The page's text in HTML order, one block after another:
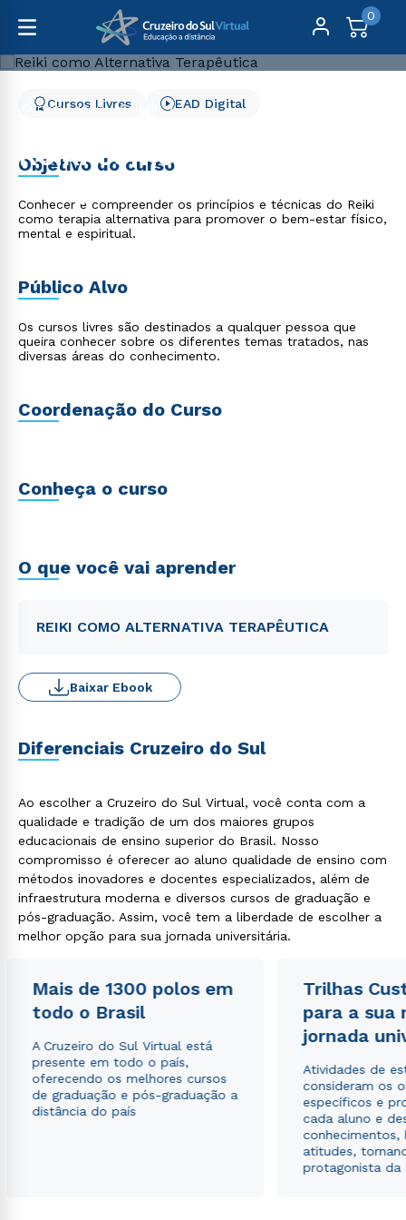
0
Cursos Livres
Saúde
Reiki como Alternativa
Terapêutica
Cursos Livres EAD Digital
Objetivo do curso
Conhecer e compreender os princípios e técnicas do Reiki
como terapia alternativa para promover o bem-estar físico,
mental e espiritual.
Público Alvo
Os cursos livres são destinados a qualquer pessoa que
queira conhecer sobre os diferentes temas tratados, nas
diversas áreas do conhecimento.
Coordenação do Curso
Conheça o curso
O que você vai aprender
REIKI COMO ALTERNATIVA TERAPÊUTICA
Baixar Ebook
Diferenciais Cruzeiro do Sul
Ao escolher a Cruzeiro do Sul Virtual, você conta com a
qualidade e tradição de um dos maiores grupos
educacionais de ensino superior do Brasil. Nosso
compromisso é oferecer ao aluno qualidade de ensino com
métodos inovadores e docentes especializados, além de
infraestrutura moderna e diversos cursos de graduação e
pós-graduação. Assim, você tem a liberdade de escolher a
melhor opção para sua jornada universitária.
Mais de 1300 polos em
todo o Brasil
A Cruzeiro do Sul Virtual está
presente em todo o país,
oferecendo os melhores cursos
de graduação e pós-graduação a
distância do país
Trilhas
para a sua
jornada
Atividades de
consideram os
específicos e
cada aluno e
conhecimentos,
atitudes,
protagonista da